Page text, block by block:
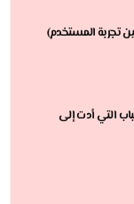
تجربة المستخدم)
التي أدت إلى